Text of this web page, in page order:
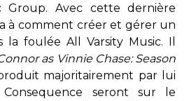
Group. Avec cette dernière
à comment créer et gérer un
la foulée All Varsity Music. Il
as Vinnie Chase: Season
majoritairement par lui
seront sur le